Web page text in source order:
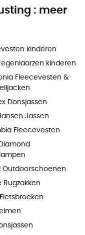
: meer
kinderen
kinderen
Fleecevesten &
Donsjassen
Jassen
Fleecevesten
Outdoorschoenen
Rugzakken